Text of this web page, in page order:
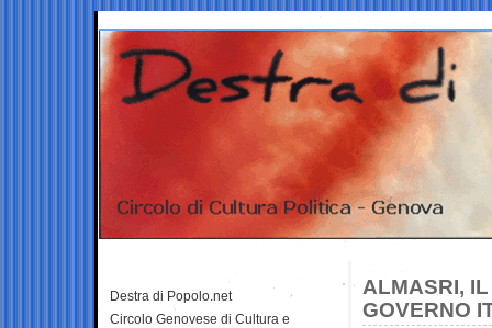
ALMASRI,
GOVERNO
Destra di Popolo.net
Circolo Genovese di Cultura e